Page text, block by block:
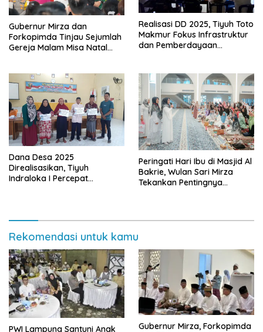
Gubernur Mirza dan
Forkopimda Tinjau Sejumlah
Gereja Malam Misa Natal
Realisasi DD 2025, Tiyuh Toto
Makmur Fokus Infrastruktur
dan Pemberdayaan
Dana Desa 2025
Direalisasikan, Tiyuh
Indraloka I Percepat
Peringati Hari Ibu di Masjid Al
Bakrie, Wulan Sari Mirza
Tekankan Pentingnya
Rekomendasi untuk kamu
PWI Lampung Santuni Anak
Gubernur Mirza, Forkopimda